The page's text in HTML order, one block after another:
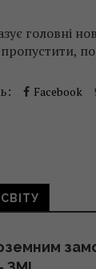
головні
пропустити,
Facebook